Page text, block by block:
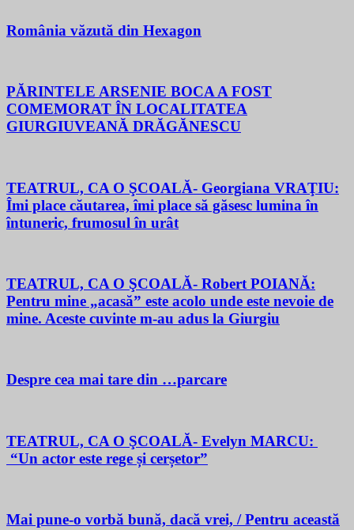
România văzută din Hexagon
PĂRINTELE ARSENIE BOCA A FOST
COMEMORAT ÎN LOCALITATEA
GIURGIUVEANĂ DRĂGĂNESCU
TEATRUL, CA O ŞCOALĂ- Georgiana VRAŢIU:
Îmi place căutarea, îmi place să găsesc lumina în
întuneric, frumosul în urât
TEATRUL, CA O ŞCOALĂ- Robert POIANĂ:
Pentru mine „acasă” este acolo unde este nevoie de
mine. Aceste cuvinte m-au adus la Giurgiu
Despre cea mai tare din …parcare
TEATRUL, CA O ŞCOALĂ- Evelyn MARCU:
“Un actor este rege și cerșetor”
Mai pune-o vorbă bună, dacă vrei, / Pentru această